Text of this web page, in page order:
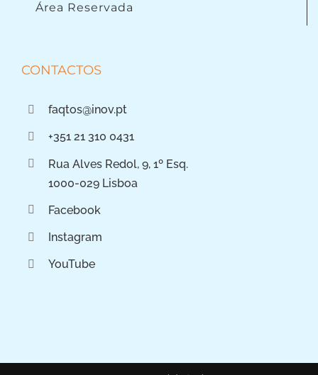
Área Reservada
CONTACTOS
faqtos@inov.pt
+351 21 310 0431
Rua Alves Redol, 9, 1º Esq.
1000-029 Lisboa
Facebook
Instagram
YouTube